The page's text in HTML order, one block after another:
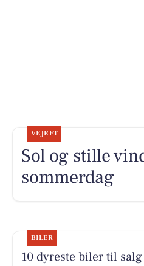
VEJRET
Sol og stille
sommerdag
BILER
10 dyreste biler til